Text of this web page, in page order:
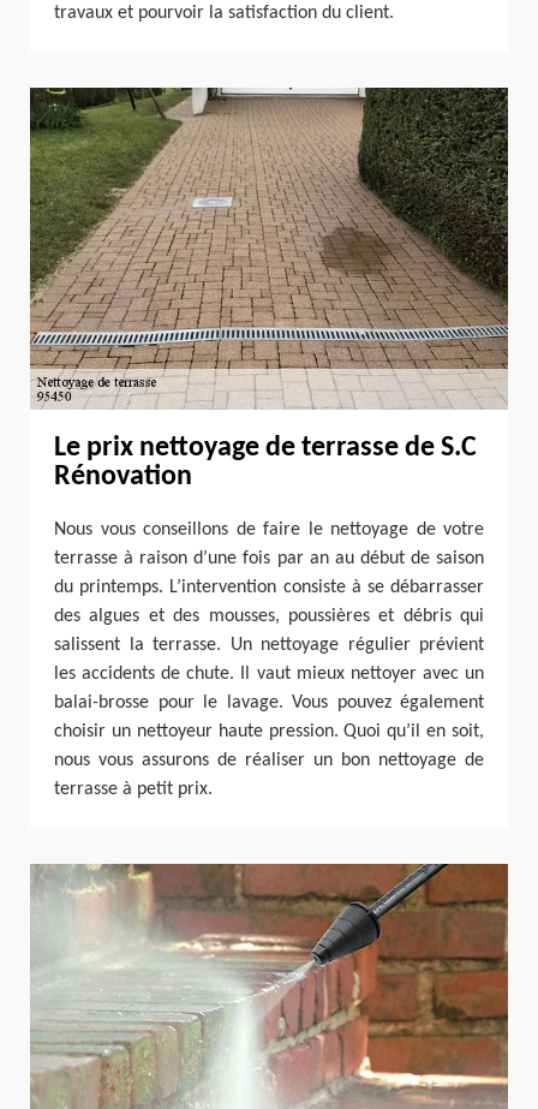
travaux et pourvoir la satisfaction du client.
Le prix nettoyage de terrasse de S.C
Rénovation
Nous vous conseillons de faire le nettoyage de votre
terrasse à raison d’une fois par an au début de saison
du printemps. L’intervention consiste à se débarrasser
des algues et des mousses, poussières et débris qui
salissent la terrasse. Un nettoyage régulier prévient
les accidents de chute. Il vaut mieux nettoyer avec un
balai-brosse pour le lavage. Vous pouvez également
choisir un nettoyeur haute pression. Quoi qu’il en soit,
nous vous assurons de réaliser un bon nettoyage de
terrasse à petit prix.